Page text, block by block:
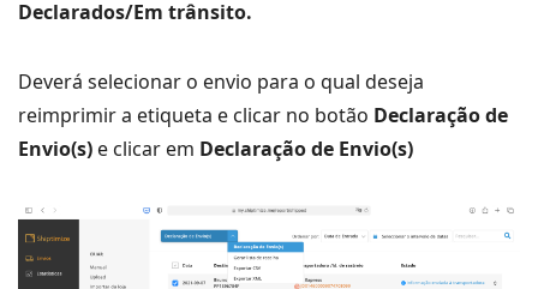
Declarados/Em trânsito.
Deverá selecionar o envio para o qual deseja
reimprimir a etiqueta e clicar no botão Declaração de
Envio(s) e clicar em Declaração de Envio(s)